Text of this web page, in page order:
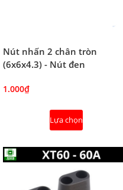
Nút nhấn 2 chân tròn
(6x6x4.3) - Nút đen
1.000₫
Lựa chọn